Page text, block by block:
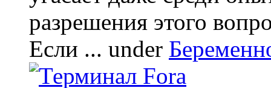
разрешения этого
Если ... under